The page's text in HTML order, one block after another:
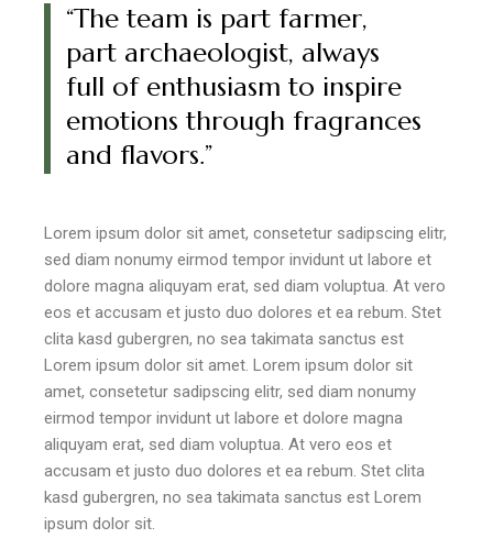
“The team is part farmer,
part archaeologist, always
full of enthusiasm to inspire
emotions through fragrances
and flavors.”
Lorem ipsum dolor sit amet, consetetur sadipscing elitr,
sed diam nonumy eirmod tempor invidunt ut labore et
dolore magna aliquyam erat, sed diam voluptua. At vero
eos et accusam et justo duo dolores et ea rebum. Stet
clita kasd gubergren, no sea takimata sanctus est
Lorem ipsum dolor sit amet. Lorem ipsum dolor sit
amet, consetetur sadipscing elitr, sed diam nonumy
eirmod tempor invidunt ut labore et dolore magna
aliquyam erat, sed diam voluptua. At vero eos et
accusam et justo duo dolores et ea rebum. Stet clita
kasd gubergren, no sea takimata sanctus est Lorem
ipsum dolor sit.